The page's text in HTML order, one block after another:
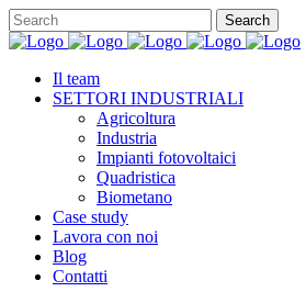
Il team
SETTORI INDUSTRIALI
Agricoltura
Industria
Impianti fotovoltaici
Quadristica
Biometano
Case study
Lavora con noi
Blog
Contatti